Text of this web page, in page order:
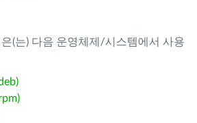
(는) 다음 운영체제/시스템에서 사용